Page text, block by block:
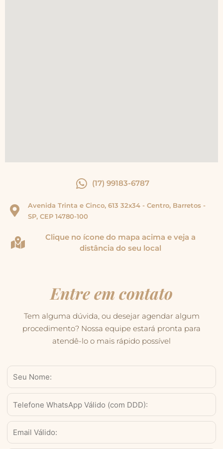
(17) 99183-6787
Avenida Trinta e Cinco, 613 32x34 - Centro, Barretos -
SP, CEP 14780-100
Clique no ícone do mapa acima e veja a
distância do seu local
Entre em contato
Tem alguma dúvida, ou desejar agendar algum
procedimento? Nossa equipe estará pronta para
atendê-lo o mais rápido possível
Nome
WhatsApp
Válido
(com
DDD)
Email